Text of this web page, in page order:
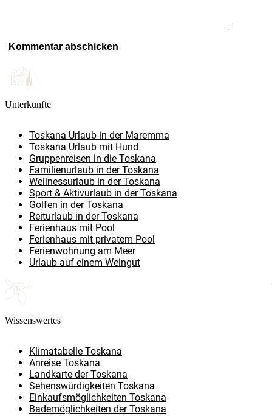
Unterkünfte
Toskana Urlaub in der Maremma
Toskana Urlaub mit Hund
Gruppenreisen in die Toskana
Familienurlaub in der Toskana
Wellnessurlaub in der Toskana
Sport & Aktivurlaub in der Toskana
Golfen in der Toskana
Reiturlaub in der Toskana
Ferienhaus mit Pool
Ferienhaus mit privatem Pool
Ferienwohnung am Meer
Urlaub auf einem Weingut
Wissenswertes
Klimatabelle Toskana
Anreise Toskana
Landkarte der Toskana
Sehenswürdigkeiten Toskana
Einkaufsmöglichkeiten Toskana
Bademöglichkeiten der Toskana